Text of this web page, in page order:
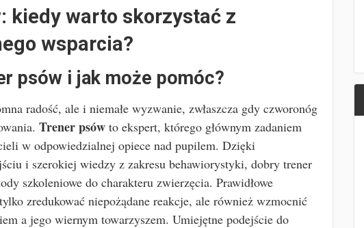
kiedy warto skorzystać z
wsparcia?
psów i jak może pomóc?
radość, ale i niemałe wyzwanie, zwłaszcza gdy czworonóg
Trener psów to ekspert, którego głównym zadaniem
w odpowiedzialnej opiece nad pupilem. Dzięki
i szerokiej wiedzy z zakresu behawiorystyki, dobry trener
szkoleniowe do charakteru zwierzęcia. Prawidłowe
zredukować niepożądane reakcje, ale również wzmocnić
a jego wiernym towarzyszem. Umiejętne podejście do